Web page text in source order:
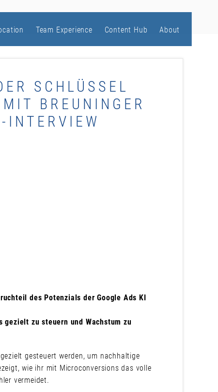
Team Experience Content Hub About
SCHLÜSSEL
BREUNINGER
des Potenzials der Google Ads KI
gezielt zu steuern und Wachstum zu
gesteuert werden, um nachhaltige
wie ihr mit Microconversions das volle
vermeidet.